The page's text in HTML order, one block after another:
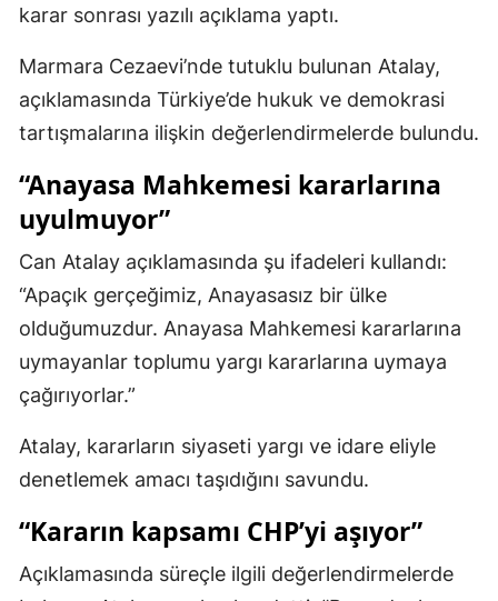
Hakkari
Hatay
İzmir
Kars
Kastamonu
Kırklareli
Kırşehir
Kocaeli
Konya
karar sonrası yazılı açıklama yaptı.
Marmara Cezaevi’nde tutuklu bulunan Atalay,
açıklamasında Türkiye’de hukuk ve demokrasi
tartışmalarına ilişkin değerlendirmelerde bulundu.
“Anayasa Mahkemesi kararlarına
uyulmuyor”
Can Atalay açıklamasında şu ifadeleri kullandı:
“Apaçık gerçeğimiz, Anayasasız bir ülke
olduğumuzdur. Anayasa Mahkemesi kararlarına
uymayanlar toplumu yargı kararlarına uymaya
çağırıyorlar.”
Atalay, kararların siyaseti yargı ve idare eliyle
denetlemek amacı taşıdığını savundu.
“Kararın kapsamı CHP’yi aşıyor”
Açıklamasında süreçle ilgili değerlendirmelerde